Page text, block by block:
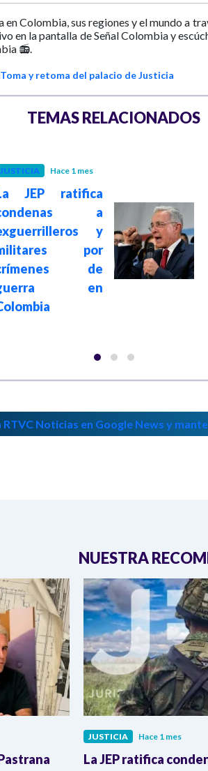
en Colombia, sus regiones y el mundo a
en la pantalla de Señal Colombia y
📻.
y retoma del palacio de Justicia
TEMAS RELACIONADOS
JUSTICIA Hace 1 mes
JEP ratifica
a
y
por
de
en
RTVC Noticias en Google News y
NUESTRA
JUSTICIA Hace 1 mes
La JEP ratifica